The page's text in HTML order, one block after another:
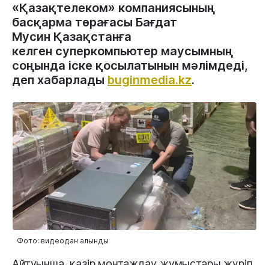
«Қазақтелеком» компаниясының
басқарма төрағасы Бағдат
Мусин Қазақстанға
келген суперкомпьютер маусымның
соңында іске қосылатынын мәлімдеді,
деп хабарлады buginmedia.kz.
Фото: видеодан алынды